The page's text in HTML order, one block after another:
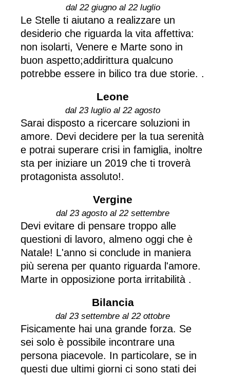
dal 22 giugno al 22 luglio
Le Stelle ti aiutano a realizzare un
desiderio che riguarda la vita affettiva:
non isolarti, Venere e Marte sono in
buon aspetto;addirittura qualcuno
potrebbe essere in bilico tra due storie. .
Leone
dal 23 luglio al 22 agosto
Sarai disposto a ricercare soluzioni in
amore. Devi decidere per la tua serenità
e potrai superare crisi in famiglia, inoltre
sta per iniziare un 2019 che ti troverà
protagonista assoluto!.
Vergine
dal 23 agosto al 22 settembre
Devi evitare di pensare troppo alle
questioni di lavoro, almeno oggi che è
Natale! L'anno si conclude in maniera
più serena per quanto riguarda l'amore.
Marte in opposizione porta irritabilità .
Bilancia
dal 23 settembre al 22 ottobre
Fisicamente hai una grande forza. Se
sei solo è possibile incontrare una
persona piacevole. In particolare, se in
questi due ultimi giorni ci sono stati dei